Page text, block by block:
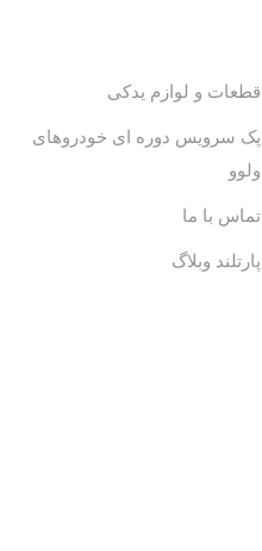
قطعات و لوازم یدکی
پک سرویس دوره ای خودروهای
ولوو
تماس با ما
پارتلند وبلاگ